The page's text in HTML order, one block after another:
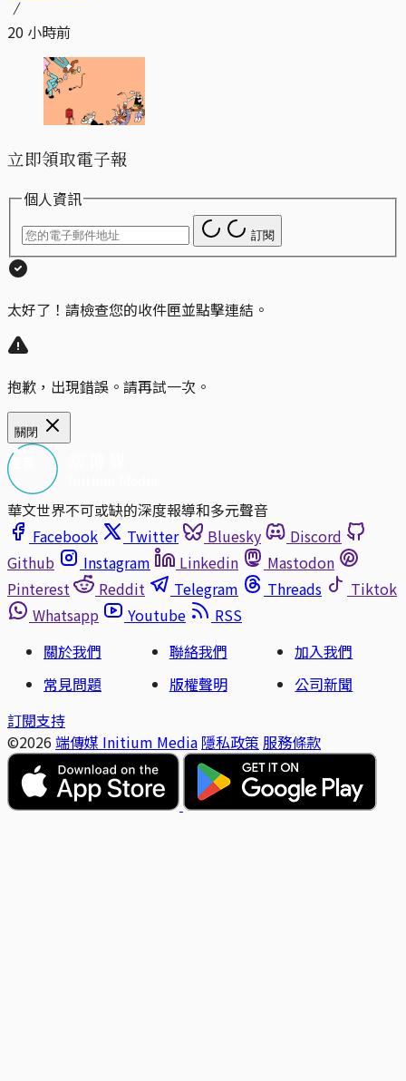
20 小時前
立即領取電子報
個人資訊
訂閱
太好了！請檢查您的收件匣並點擊連結。
抱歉，出現錯誤。請再試一次。
關閉
華文世界不可或缺的深度報導和多元聲音
Facebook
Twitter Bluesky
Discord
Github
Instagram Linkedin
Mastodon
Pinterest
Reddit Telegram Threads
Tiktok
Whatsapp
Youtube
RSS
關於我們
聯絡我們
加入我們
常見問題
版權聲明
公司新聞
訂閱支持
©2026 端傳媒 Initium Media 隱私政策 服務條款